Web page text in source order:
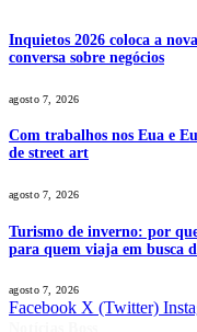
Inquietos 2026 coloca a
conversa sobre negócios
agosto 7, 2026
Com trabalhos nos Eua e
de street art
agosto 7, 2026
Turismo de inverno: por
para quem viaja em busca
agosto 7, 2026
Facebook X (Twitter)